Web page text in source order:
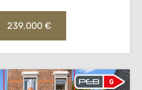
239.000 €